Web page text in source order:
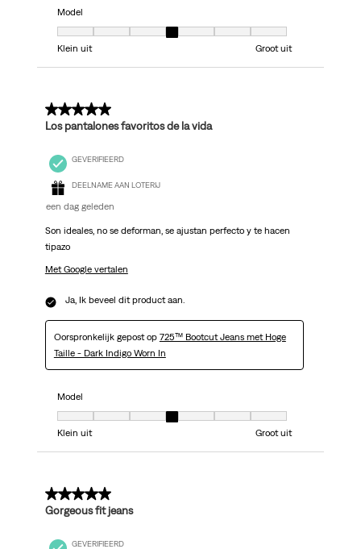
Model
Model, 4 van 7, waarbij 1 gelijk is aan Klein uit en 7 gelijk is aan Groot uit
Klein uit
Groot uit
5 van 5 sterren.
Los pantalones favoritos de la vida
GEVERIFIEERD
DEELNAME AAN LOTERIJ
een dag geleden
Son ideales, no se deforman, se ajustan perfecto y te hacen
tipazo
Met Google vertalen
Ja, Ik beveel dit product aan.
Oorspronkelijk gepost op 725™ Bootcut Jeans met Hoge
Taille - Dark Indigo Worn In
Model
Model, 4 van 7, waarbij 1 gelijk is aan Klein uit en 7 gelijk is aan Groot uit
Klein uit
Groot uit
5 van 5 sterren.
Gorgeous fit jeans
GEVERIFIEERD